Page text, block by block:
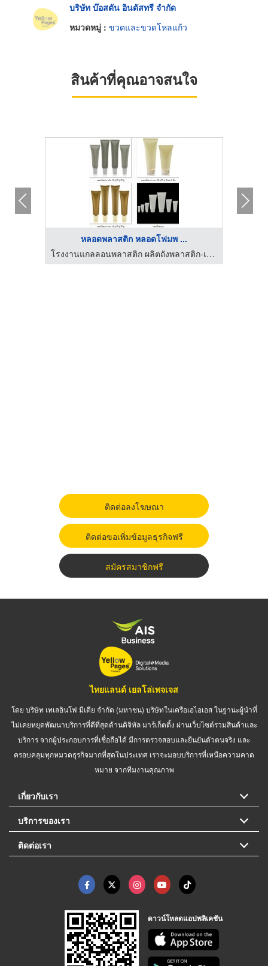
บริษัท บ๊อสตัน อินดัสทรี จำกัด
หมวดหมู่ : ขวดและขวดโหลแก้ว
สินค้าที่คุณอาจสนใจ
หลอดพลาสติก หลอดโฟมพ ...
โรงงานแกลลอนพลาสติก ผลิตถังพลาสติก-เอส ที เอส พลาสแพ็ค
ติดต่อลงโฆษณา
ติดต่อขอเพิ่มข้อมูลธุรกิจฟรี
สมัครสมาชิกฟรี
ไทยแลนด์ เยลโล่เพจเจส
โดย บริษัท เทเลอินโฟ มีเดีย จำกัด (มหาชน) บริษัทในเครือเอไอเอส ในฐานะผู้นำที่
ไม่เคยหยุดพัฒนาบริการที่ดีที่สุดด้านดิจิทัล มาร์เก็ตติ้ง ผ่านเว็บไซต์รวมสินค้าและ
บริการ จากผู้ประกอบการที่เชื่อถือได้ มีการตรวจสอบและยืนยันตัวตนจริง และ
ครอบคลุมทุกหมวดธุรกิจมากที่สุดในประเทศ เราจะมอบบริการที่เหนือความคาด
หมาย จากทีมงานคุณภาพ
เกี่ยวกับเรา
บริการของเรา
ติดต่อเรา
ดาวน์โหลดแอปพลิเคชัน